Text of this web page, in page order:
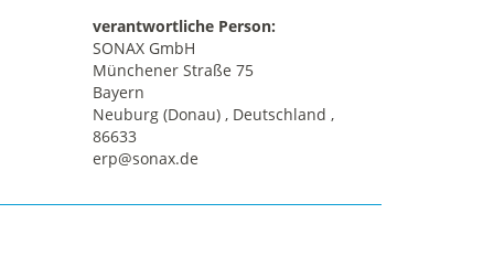
verantwortliche Person:
SONAX GmbH
Münchener Straße 75
Bayern
Neuburg (Donau) , Deutschland ,
86633
erp@sonax.de